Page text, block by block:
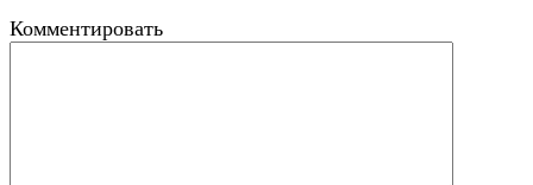
Комментировать